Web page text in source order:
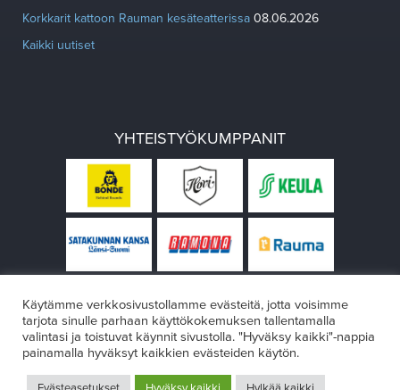
Korkkarit kattoon Rauman kesäteatterissa 08.06.2026
Kaikki uutiset
YHTEISTYÖKUMPPANIT
Käytämme verkkosivustollamme evästeitä, jotta voisimme
tarjota sinulle parhaan käyttökokemuksen tallentamalla
valintasi ja toistuvat käynnit sivustolla. "Hyväksy kaikki"-nappia
painamalla hyväksyt kaikkien evästeiden käytön.